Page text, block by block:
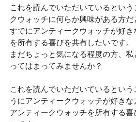
これを読んでいただいているとい
クウォッチに何らか興味がある方だ
すでにアンティークウォッチが好
を所有する喜びを共有したいです。
まだちょっと気になる程度の方、
ってはまってみませんか？
これを読んでいただいているという
うにアンティークウォッチが好きな
アンティークウォッチを所有する